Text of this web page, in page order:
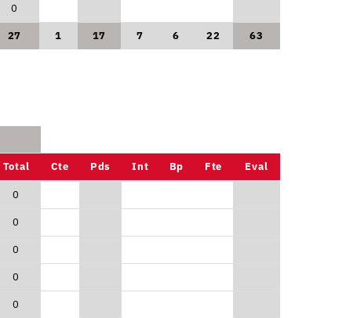
0
27 1 17 7 6 22 63
Total Cte Pds Int Bp Fte Eval
0
0
0
0
0